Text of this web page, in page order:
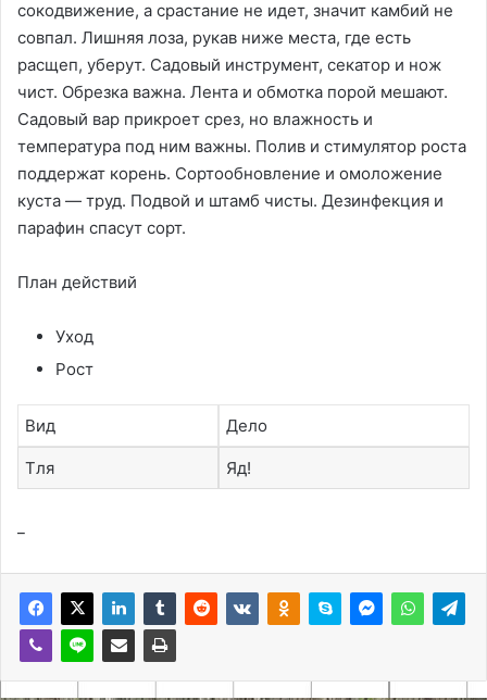
сокодвижение, а срастание не идет, значит камбий не
совпал. Лишняя лоза, рукав ниже места, где есть
расщеп, уберут. Садовый инструмент, секатор и нож
чист. Обрезка важна. Лента и обмотка порой мешают.
Садовый вар прикроет срез, но влажность и
температура под ним важны. Полив и стимулятор роста
поддержат корень. Сортообновление и омоложение
куста — труд. Подвой и штамб чисты. Дезинфекция и
парафин спасут сорт.
План действий
Уход
Рост
Вид Дело
Тля Яд!